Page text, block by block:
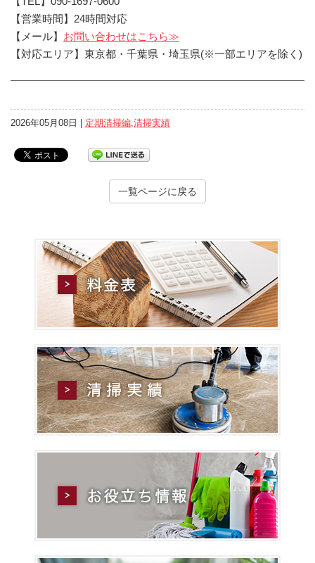
【営業時間】24時間対応
【メール】 お問い合わせはこちら≫
【対応エリア】東京都・千葉県・埼玉県(※一部エリアを除く)
2026年05月08日 | 定期清掃編 清掃実績
一覧ページに戻る